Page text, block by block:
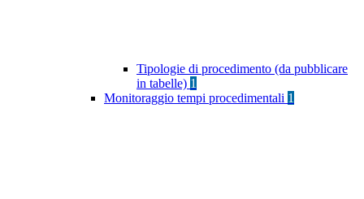
Tipologie di procedimento (da pubblicare
in tabelle) 1
Monitoraggio tempi procedimentali 1